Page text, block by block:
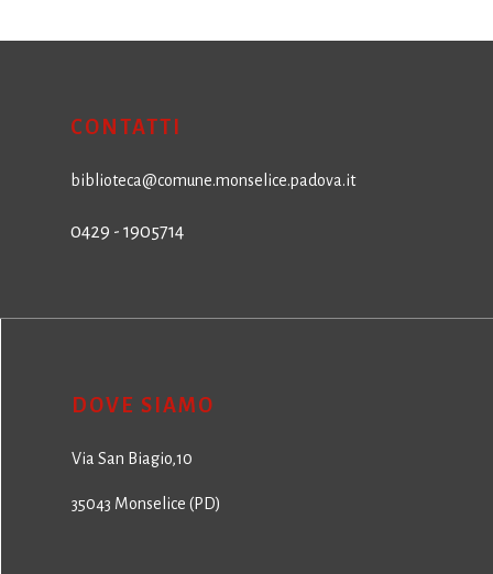
CONTATTI
biblioteca@comune.monselice.padova.it
0429 - 1905714
DOVE SIAMO
Via San Biagio,10
35043 Monselice (PD)